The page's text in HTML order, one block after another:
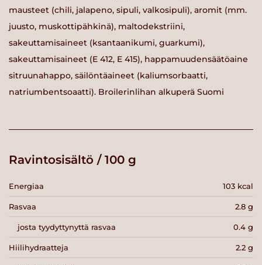
mausteet (chili, jalapeno, sipuli, valkosipuli), aromit (mm.
juusto, muskottipähkinä), maltodekstriini,
sakeuttamisaineet (ksantaanikumi, guarkumi),
sakeuttamisaineet (E 412, E 415), happamuudensäätöaine
sitruunahappo, säilöntäaineet (kaliumsorbaatti,
natriumbentsoaatti). Broilerinlihan alkuperä Suomi
Ravintosisältö / 100 g
Energiaa 103 kcal
Rasvaa 2.8 g
josta tyydyttynyttä rasvaa 0.4 g
Hiilihydraatteja 2.2 g